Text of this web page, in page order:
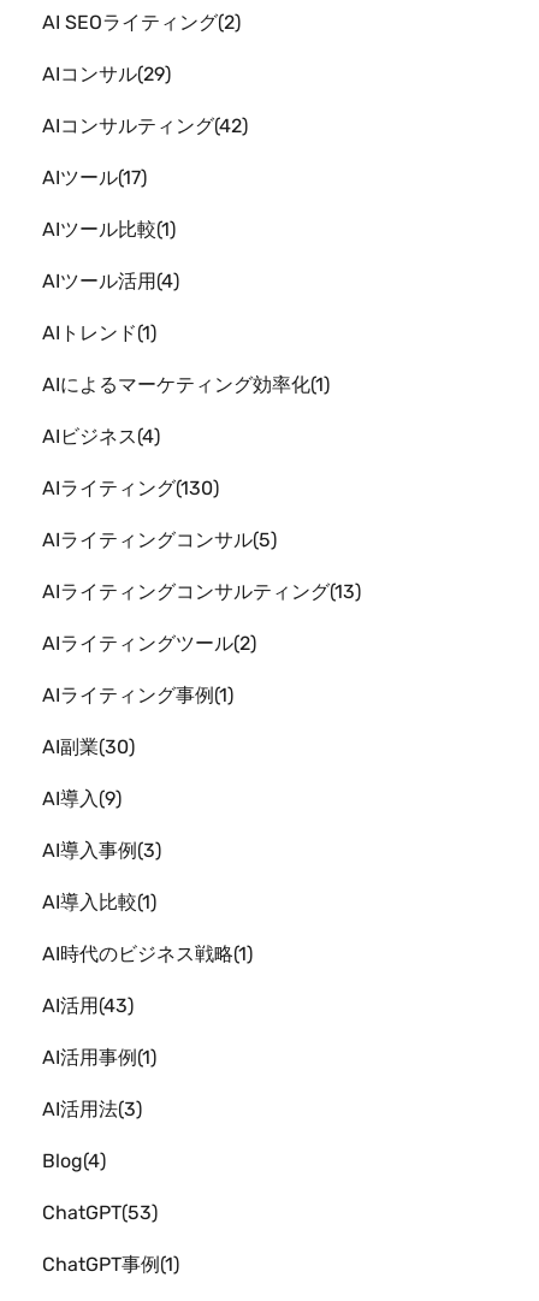
AI SEOライティング 2
AIコンサル 29
AIコンサルティング 42
AIツール 17
AIツール比較 1
AIツール活用 4
AIトレンド 1
AIによるマーケティング効率化 1
AIビジネス 4
AIライティング 130
AIライティングコンサル 5
AIライティングコンサルティング 13
AIライティングツール 2
AIライティング事例 1
AI副業 30
AI導入 9
AI導入事例 3
AI導入比較 1
AI時代のビジネス戦略 1
AI活用 43
AI活用事例 1
AI活用法 3
Blog 4
ChatGPT 53
ChatGPT事例 1